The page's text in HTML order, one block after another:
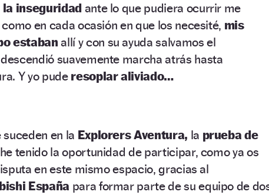
la inseguridadante lo que pudiera ocurrir me
en cada ocasión en que los necesité, mis
estaban allí y con su ayuda salvamos el
suavemente marcha atrás hasta
Y yo pude resoplar aliviado…
en la Explorers Aventura, la prueba de
tenido la oportunidad de participar, como ya os
en este mismo espacio, gracias al
España para formar parte de su equipo de